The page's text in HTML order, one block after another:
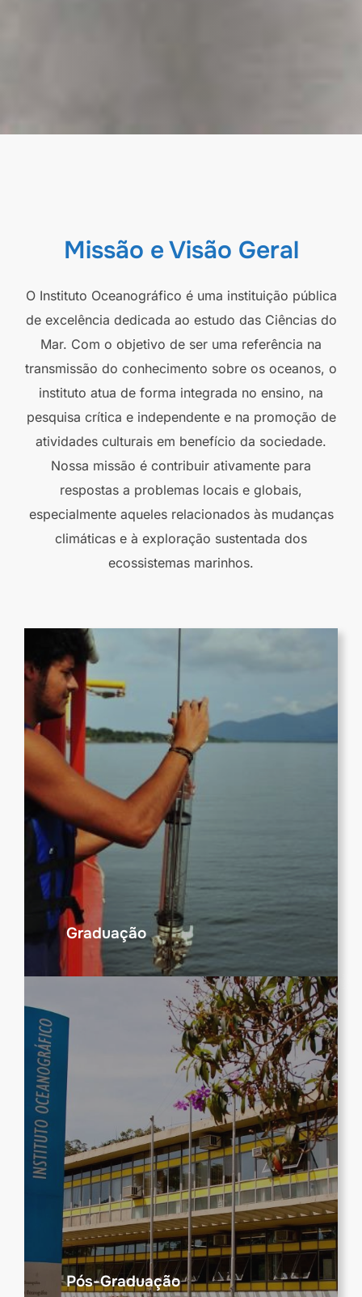
Missão e Visão Geral
O Instituto Oceanográfico é uma instituição pública
de excelência dedicada ao estudo das Ciências do
Mar. Com o objetivo de ser uma referência na
transmissão do conhecimento sobre os oceanos, o
instituto atua de forma integrada no ensino, na
pesquisa crítica e independente e na promoção de
atividades culturais em benefício da sociedade.
Nossa missão é contribuir ativamente para
respostas a problemas locais e globais,
especialmente aqueles relacionados às mudanças
climáticas e à exploração sustentada dos
ecossistemas marinhos.
Graduação
Pós-Graduação